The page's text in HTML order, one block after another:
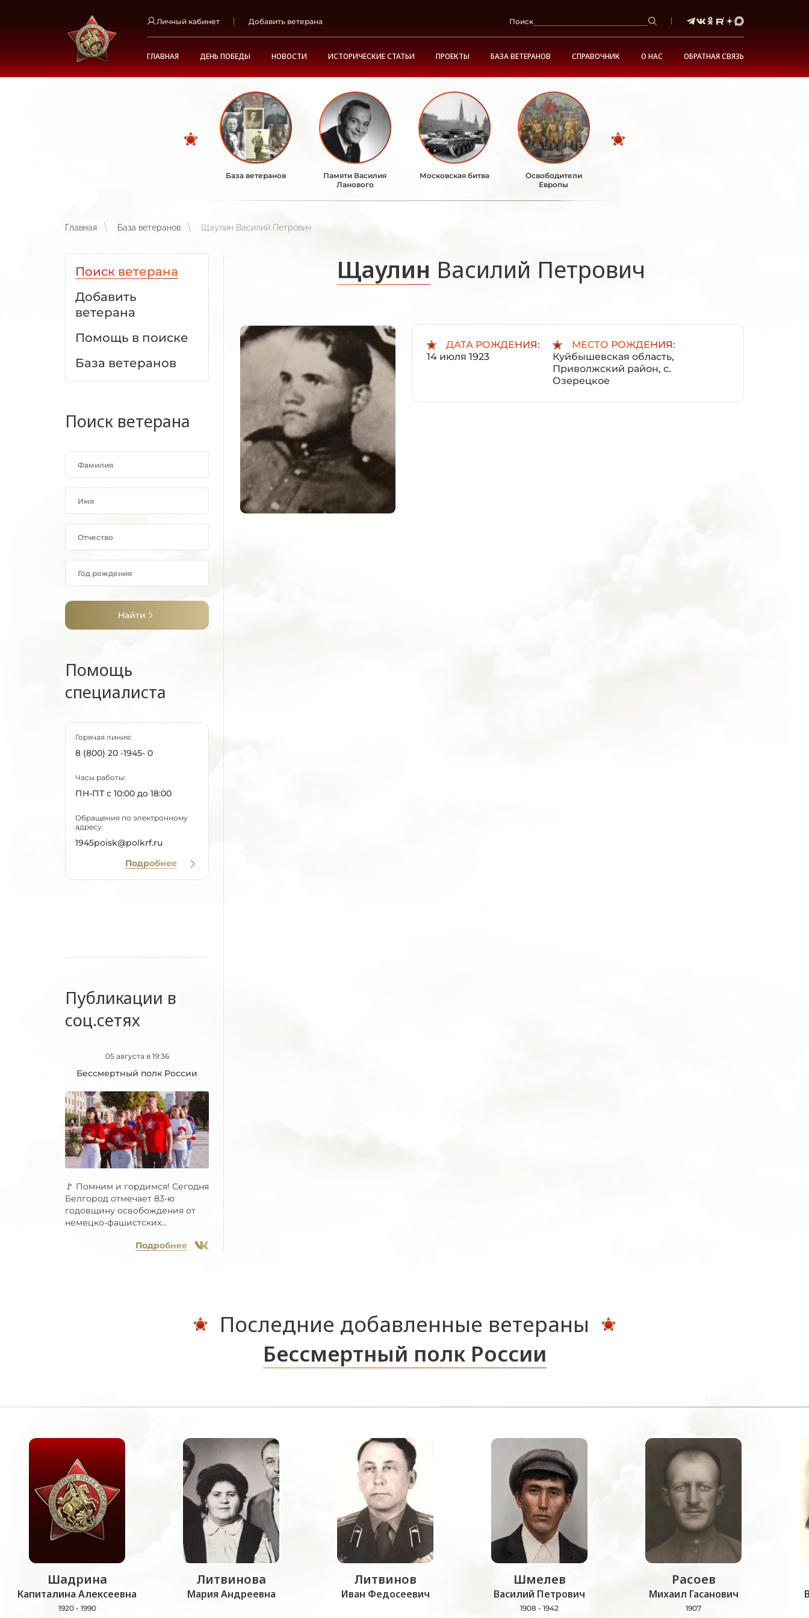
Личный кабинет Добавить ветерана Поиск
ГЛАВНАЯ ДЕНЬ ПОБЕДЫ НОВОСТИ ИСТОРИЧЕСКИЕ СТАТЬИ ПРОЕКТЫ БАЗА ВЕТЕРАНОВ СПРАВОЧНИК О НАС ОБРАТНАЯ СВЯЗЬ
База ветеранов
Памяти Василия
Ланового
Московская битва
Освободители
Европы
Главная База ветеранов Щаулин Василий Петрович
Поиск ветерана
Добавить
ветерана
Помощь в поиске
База ветеранов
Поиск ветерана
Найти
Помощь
специалиста
Горячая линия:
8 (800) 20 -1945- 0
Часы работы:
ПН-ПТ с 10:00 до 18:00
Обращения по электронному
адресу:
1945poisk@polkrf.ru
Подробнее
Публикации в
соц.сетях
05 августа в 19:36
Бессмертный полк России
🚩 Помним и гордимся! Сегодня
Белгород отмечает 83-ю
годовщину освобождения от
немецко-фашистских...
Подробнее
Щаулин Василий Петрович
ДАТА РОЖДЕНИЯ:
14 июля 1923
МЕСТО РОЖДЕНИЯ:
Куйбышевская область,
Приволжский район, с.
Озерецкое
Последние добавленные ветераны
Бессмертный полк России
Шадрина
Капиталина Алексеевна
1920 - 1990
Литвинова
Мария Андреевна
Литвинов
Иван Федосеевич
Шмелев
Василий Петрович
1908 - 1942
Расоев
Михаил Гасанович
1907